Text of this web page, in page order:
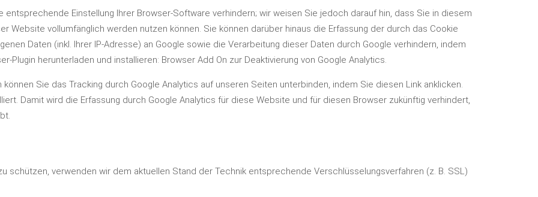
Einstellung Ihrer Browser-Software verhindern; wir weisen Sie jedoch darauf hin, dass Sie in diesem
Website vollumfänglich werden nutzen können. Sie können darüber hinaus die Erfassung der durch das Cookie
Daten (inkl. Ihrer IP-Adresse) an Google sowie die Verarbeitung dieser Daten durch Google verhindern, indem
Plugin herunterladen und installieren: Browser Add On zur Deaktivierung von Google Analytics.
Sie das Tracking durch Google Analytics auf unseren Seiten unterbinden, indem Sie diesen Link anklicken.
Damit wird die Erfassung durch Google Analytics für diese Website und für diesen Browser zukünftig verhindert,
schützen, verwenden wir dem aktuellen Stand der Technik entsprechende Verschlüsselungsverfahren (z. B. SSL)